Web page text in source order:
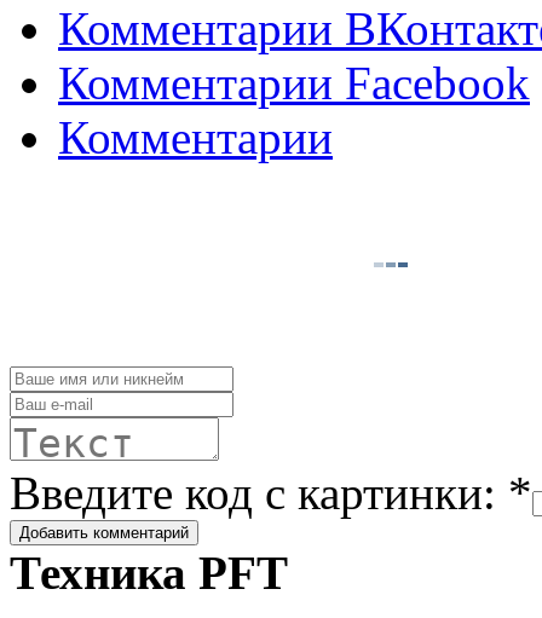
Комментарии
Комментарии Facebook
Комментарии
Введите код с картинки: *
Техника PFT